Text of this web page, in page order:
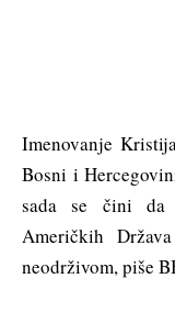
Imenovanje
Bosni i
sada se čini da
Američkih
neodrživom, piše